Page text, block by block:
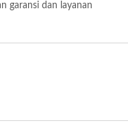
garansi dan layanan